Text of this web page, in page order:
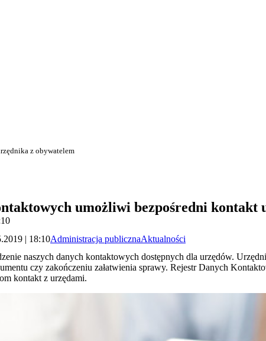
z obywatelem
umożliwi bezpośredni kontakt
| 18:10Administracja publicznaAktualności
naszych danych kontaktowych dostępnych dla urzędów.
czy zakończeniu załatwienia sprawy. Rejestr Danych
kontakt z urzędami.